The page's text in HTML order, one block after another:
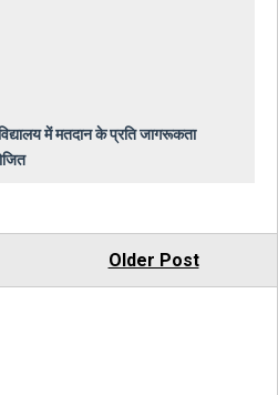
में मतदान के प्रति जागरूकता
Older Post